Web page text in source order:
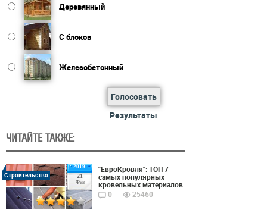
Деревянный
С блоков
Железобетонный
Голосовать
Результаты
ЧИТАЙТЕ ТАКЖЕ:
2019
21
Фев
Строительство
"ЕвроКровля": ТОП 7
самых популярных
кровельных материалов
0
25460